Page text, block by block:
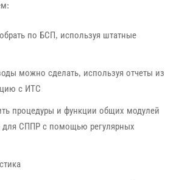
по БСП, используя штатные
можно сделать, используя отчеты из
с ИТС
процедуры и функции общих модулей
СППР с помощью регулярных